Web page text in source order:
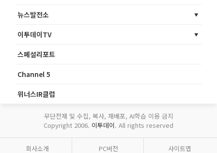
뉴스발전소
이투데이TV
스페셜리포트
Channel 5
위너스IR클럽
무단전재 및 수집, 복사, 재배포, AI학습 이용 금지
Copyright 2006. 이투데이. All rights reserved
회사소개 PC버전 사이트맵